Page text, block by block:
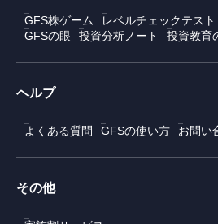
GFS株ゲーム レベルチェックテスト
GFSの眼
投資分析ノート 投資教育
ヘルプ
よくある質問 GFSの使い方 お問い
その他